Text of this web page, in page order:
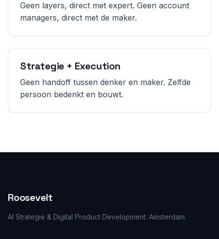
Geen layers, direct met expert. Geen account
managers, direct met de maker.
Strategie + Execution
Geen handoff tussen denker en maker. Zelfde
persoon bedenkt en bouwt.
Roosevelt
AI Strategie & Digital Product Development. Amsterdam.